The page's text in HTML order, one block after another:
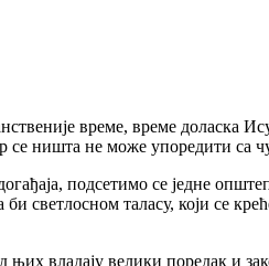
време, време доласка
се ништа не може упоредити са
подсетимо се једне
светлосном таласу, који се
владају велики поредак и